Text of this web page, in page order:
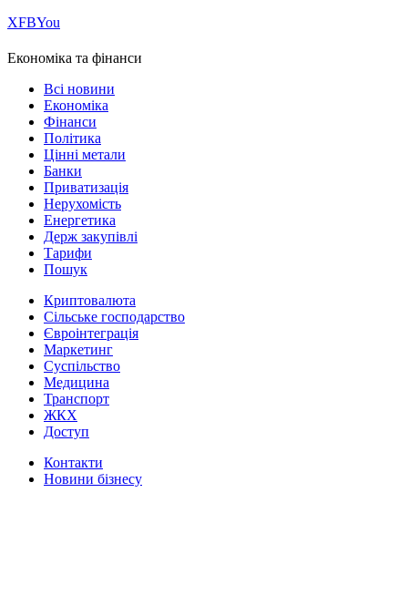
ХFBYou
Економіка та фінанси
Всі новини
Економіка
Фінанси
Політика
Цінні метали
Банки
Приватизація
Нерухомість
Енергетика
Держ закупівлі
Тарифи
Пошук
Криптовалюта
Сільське господарство
Євроінтеграція
Маркетинг
Суспільство
Медицина
Транспорт
ЖКХ
Доступ
Контакти
Новини бізнесу